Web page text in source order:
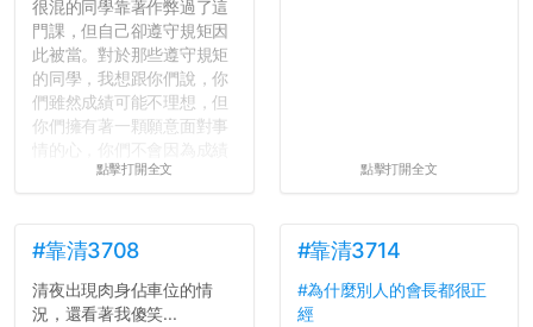
很混的同學靠著作弊過了這
門課，但自己卻遵守規矩因
此被當。對於那些遵守規矩
的同學，我想跟你們說，你
們雖然成績可能不理想，但
你們擁有著一顆願意面對事
壓力而選擇逃避(作弊)，在
績無法體現你們的努力，但
往後你們正直的態度一定會
讓你們在社會上適應得更
好。最後，那些作弊的同
點擊打開全文 點擊打開全文
#靠清3708
清夜出現肉身佔車位的情
況，還看著我傻笑...
#靠清3714
#為什麼別人的會長都很正
經